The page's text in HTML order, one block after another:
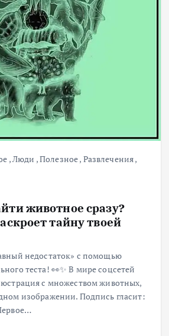
,Люди ,Полезное, Развлечения,
животное сразу?
тайну твоей
недостаток» с помощью
теста! 👀✨ В мире соцсетей
с множеством животных,
изображении. Подпись гласит: